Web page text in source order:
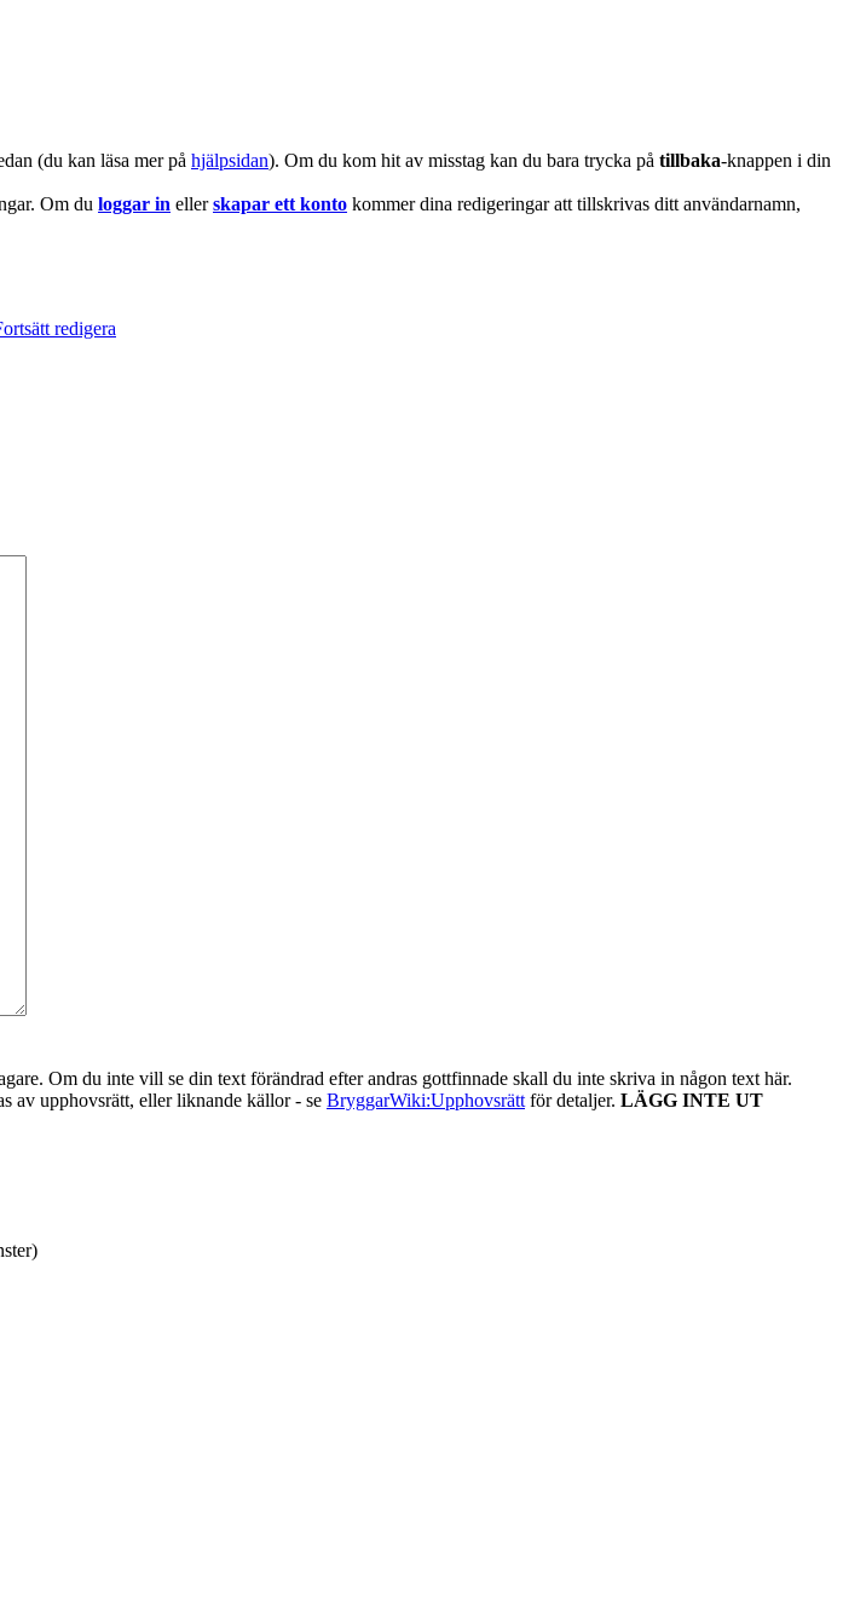
(du kan läsa mer på hjälpsidan). Om du kom hit av misstag kan du bara trycka på tillbaka-knappen i din
Om du loggar in ellerskapar ett konto kommer dina redigeringar att tillskrivas ditt användarnamn,
redigera
Om du inte vill se din text förändrad efter andras gottfinnade skall du inte skriva in någon text här.
av upphovsrätt, eller liknande källor - se BryggarWiki:Upphovsrätt för detaljer. LÄGG INTE UT